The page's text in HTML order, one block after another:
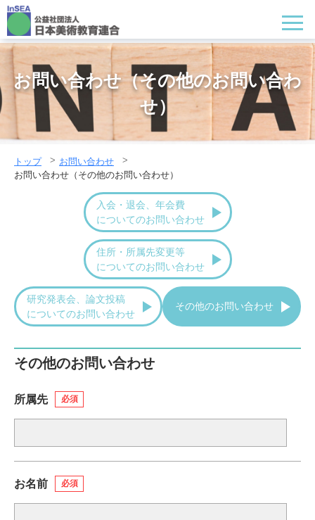
お問い合わせ（その他のお問い合わ
せ）
トップ
お問い合わせ
お問い合わせ（その他のお問い合わせ）
入会・退会、年会費
についてのお問い合わせ
住所・所属先変更等
についてのお問い合わせ
研究発表会、論文投稿
についてのお問い合わせ
その他のお問い合わせ
その他のお問い合わせ
所属先 必須
お名前 必須